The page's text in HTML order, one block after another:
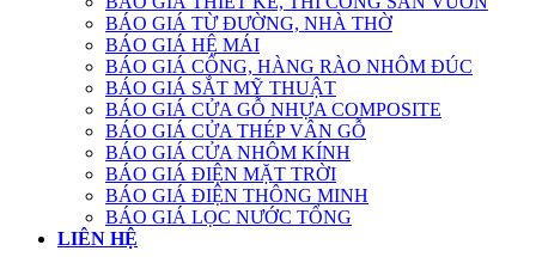
BÁO GIÁ TỪ ĐƯỜNG, NHÀ THỜ
BÁO GIÁ HỆ MÁI
BÁO GIÁ CỔNG, HÀNG RÀO NHÔM ĐÚC
BÁO GIÁ SẮT MỸ THUẬT
BÁO GIÁ CỬA GỖ NHỰA COMPOSITE
BÁO GIÁ CỬA THÉP VÂN GỖ
BÁO GIÁ CỬA NHÔM KÍNH
BÁO GIÁ ĐIỆN MẶT TRỜI
BÁO GIÁ ĐIỆN THÔNG MINH
BÁO GIÁ LỌC NƯỚC TỔNG
LIÊN HỆ